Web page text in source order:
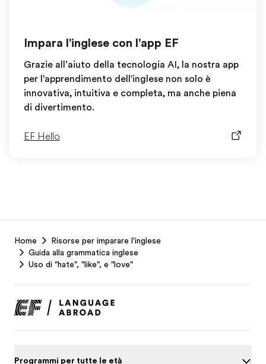
Impara l'inglese con l'app EF
Grazie all’aiuto della tecnologia AI, la nostra app
per l'apprendimento dell'inglese non solo è
innovativa, intuitiva e completa, ma anche piena
di divertimento.
EF Hello
Footer
Home
Risorse per imparare l'inglese
Guida alla grammatica inglese
Uso di "hate", "like", e "love"
Programmi per tutte le età